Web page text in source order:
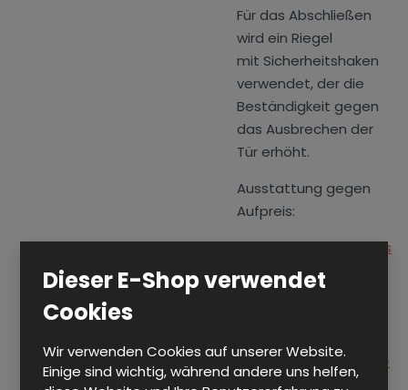
Dieser E-Shop verwendet
Cookies
Wir verwenden Cookies auf unserer Website.
Einige sind wichtig, während andere uns helfen,
Für das Abschließen
wird ein Riegel
mit Sicherheitshaken
verwendet, der die
Beständigkeit gegen
das Ausbrechen der
Tür erhöht.
Ausstattung gegen
Aufpreis:
○Münzenpfandschloss
Mechanisches
Code-Schloss
○Elektronische Online-
Systeme